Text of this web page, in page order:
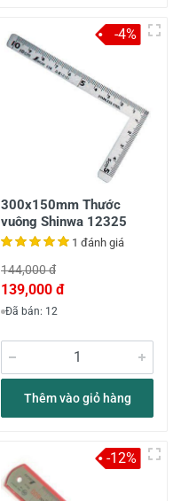
300x150mm Thước
vuông Shinwa 12325
1 đánh giá
144,000 đ
139,000 đ
Đã bán: 12
Thêm vào giỏ hàng
-4%
-12%